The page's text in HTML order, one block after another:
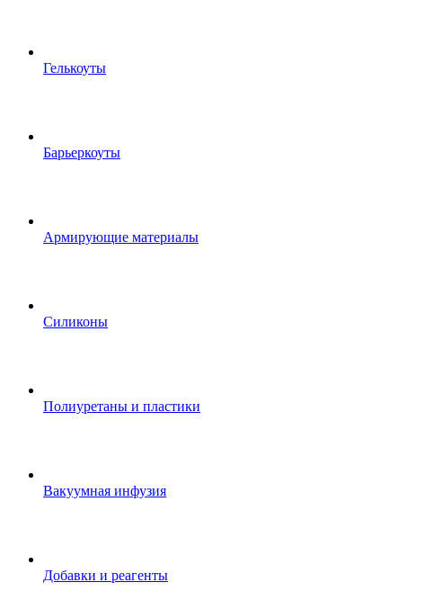
Гелькоуты
Барьеркоуты
Армирующие материалы
Силиконы
Полиуретаны и пластики
Вакуумная инфузия
Добавки и реагенты